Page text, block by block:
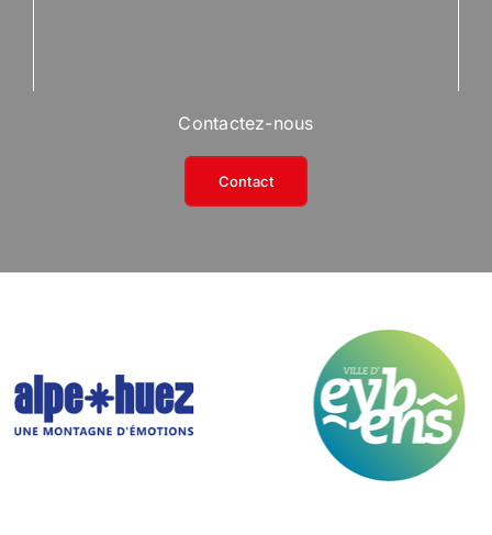
Contactez-nous
Contact